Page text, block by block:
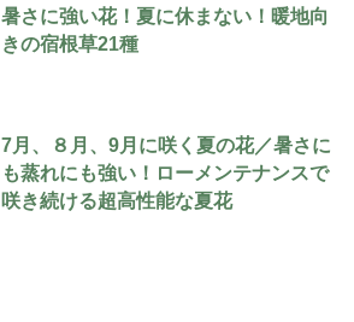
暑さに強い花！夏に休まない！暖地向
きの宿根草21種
7月、８月、9月に咲く夏の花／暑さに
も蒸れにも強い！ローメンテナンスで
咲き続ける超高性能な夏花